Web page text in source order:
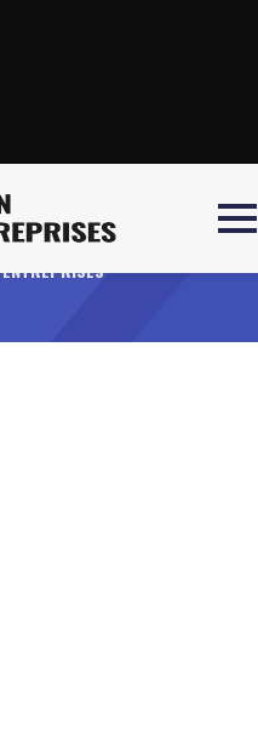
TOUTE L’ACTUALITÉ LYON
ENTREPRISES